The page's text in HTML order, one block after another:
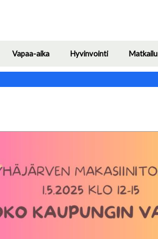
Vapaa-aika
Toggle
Hyvinvointi
Toggle
Matkailu